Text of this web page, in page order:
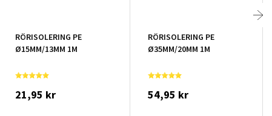
RÖRISOLERING PE
Ø15MM/13MM 1M
21,95 kr
RÖRISOLERING PE
Ø35MM/20MM 1M
54,95 kr